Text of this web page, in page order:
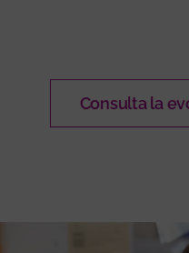
Consulta la